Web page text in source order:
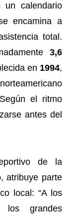
calendario
encamina a
total.
3,6
en 1994,
el ritmo
antes del
de la
, atribuye parte
local: “A los
los grandes